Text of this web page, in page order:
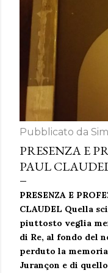
Pubblicato da
PRESENZA E
PAUL
PRESENZA E
CLAUDEL Quella
piuttosto veglia
di Re, al fondo del
perduto la
Jurançon e di